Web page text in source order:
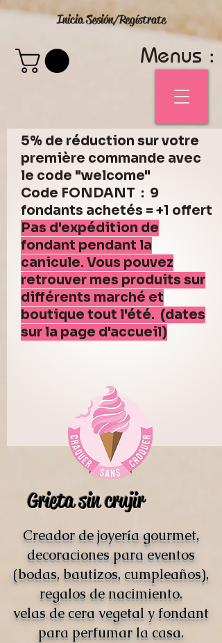
Inicia Sesión/Regístrate
Menus :
5% de réduction sur votre
première commande avec
le code "welcome"
Code FONDANT : 9
fondants achetés = +1 offert
Pas d'expédition de
fondant pendant la
canicule. Vous pouvez
retrouver mes produits sur
différents marché et
boutique tout l'été. (dates
sur la page d'accueil)
Grieta sin crujir
Creador de joyería gourmet,
decoraciones para eventos
(bodas, bautizos, cumpleaños),
regalos de nacimiento.
velas de cera vegetal y fondant
para perfumar la casa.